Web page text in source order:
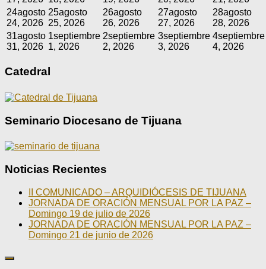
24agosto
24, 2026
25agosto
25, 2026
26agosto
26, 2026
27agosto
27, 2026
28agosto
28, 2026
31agosto
31, 2026
1septiembre
1, 2026
2septiembre
2, 2026
3septiembre
3, 2026
4septiembre
4, 2026
Catedral
Seminario Diocesano de Tijuana
Noticias Recientes
II COMUNICADO – ARQUIDIÓCESIS DE TIJUANA
JORNADA DE ORACIÓN MENSUAL POR LA PAZ –
Domingo 19 de julio de 2026
JORNADA DE ORACIÓN MENSUAL POR LA PAZ –
Domingo 21 de junio de 2026